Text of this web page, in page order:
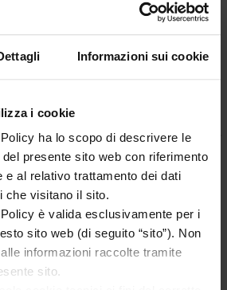
Informazioni sui cookie
i cookie
ha lo scopo di descrivere le
presente sito web con riferimento
e al relativo trattamento dei dati
che visitano il sito.
è valida esclusivamente per i
sito web (di seguito “sito”). Non
informazioni raccolte tramite
sito.
GO
Iscriviti alla newsletter
prematura e precoce
di calore
del sonno